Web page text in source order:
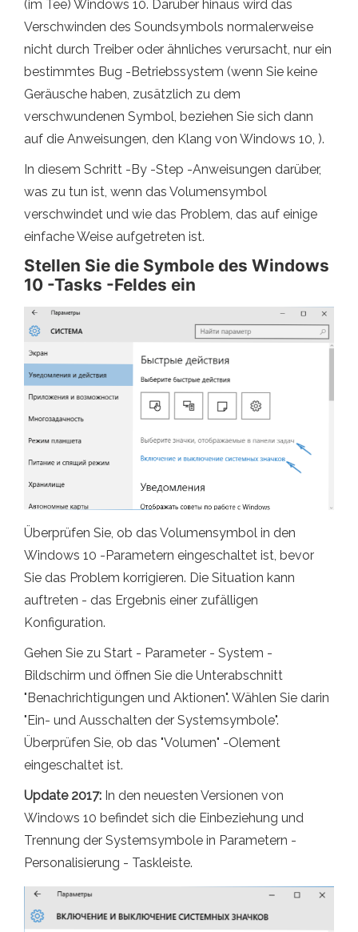
(im Tee) Windows 10. Darüber hinaus wird das
Verschwinden des Soundsymbols normalerweise
nicht durch Treiber oder ähnliches verursacht, nur ein
bestimmtes Bug -Betriebssystem (wenn Sie keine
Geräusche haben, zusätzlich zu dem
verschwundenen Symbol, beziehen Sie sich dann
auf die Anweisungen, den Klang von Windows 10, ).
In diesem Schritt -By -Step -Anweisungen darüber,
was zu tun ist, wenn das Volumensymbol
verschwindet und wie das Problem, das auf einige
einfache Weise aufgetreten ist.
Stellen Sie die Symbole des Windows
10 -Tasks -Feldes ein
Überprüfen Sie, ob das Volumensymbol in den
Windows 10 -Parametern eingeschaltet ist, bevor
Sie das Problem korrigieren. Die Situation kann
auftreten - das Ergebnis einer zufälligen
Konfiguration.
Gehen Sie zu Start - Parameter - System -
Bildschirm und öffnen Sie die Unterabschnitt
"Benachrichtigungen und Aktionen". Wählen Sie darin
"Ein- und Ausschalten der Systemsymbole".
Überprüfen Sie, ob das "Volumen" -Olement
eingeschaltet ist.
Update 2017: In den neuesten Versionen von
Windows 10 befindet sich die Einbeziehung und
Trennung der Systemsymbole in Parametern -
Personalisierung - Taskleiste.